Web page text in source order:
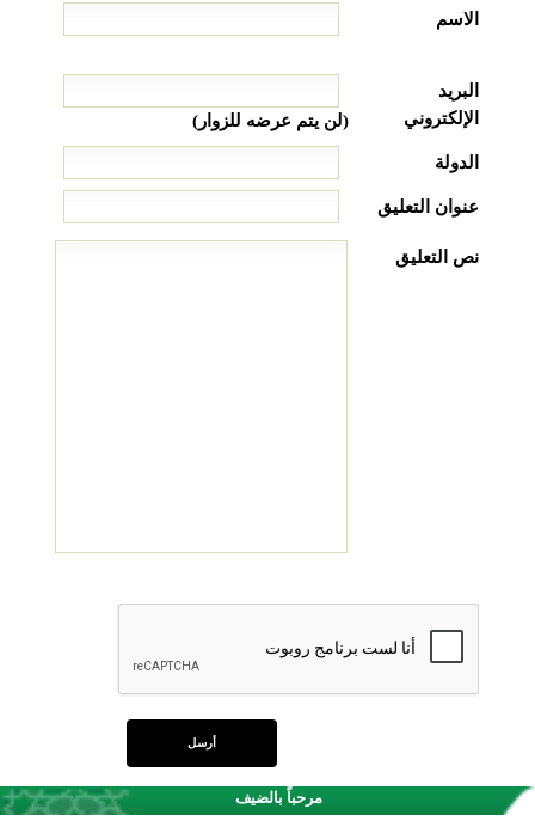
الاسم
البريد
الإلكتروني
(لن يتم عرضه للزوار)
الدولة
عنوان التعليق
نص التعليق
مرحباً بالضيف